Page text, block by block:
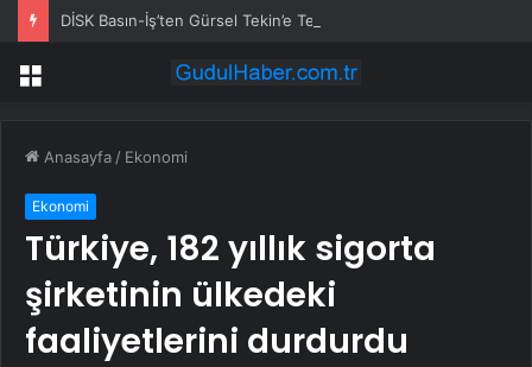
Menü
Anasayfa / Ekonomi
Ekonomi
Türkiye, 182 yıllık sigorta
şirketinin ülkedeki
faaliyetlerini durdurdu